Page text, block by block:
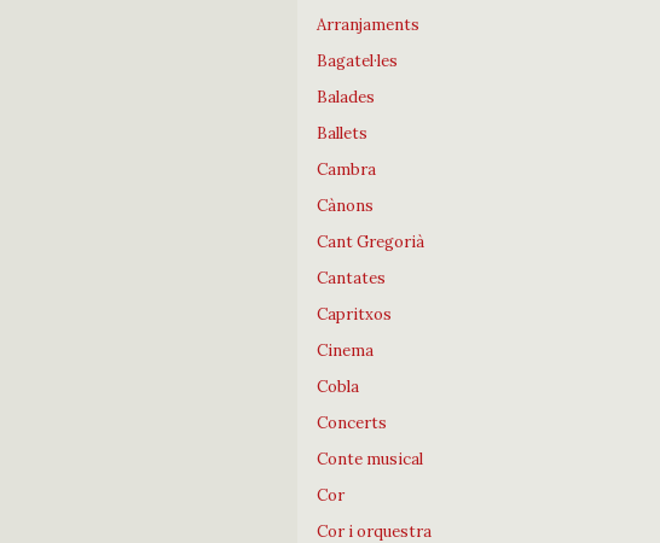
Arranjaments
Bagatel·les
Balades
Ballets
Cambra
Cànons
Cant Gregorià
Cantates
Capritxos
Cinema
Cobla
Concerts
Conte musical
Cor
Cor i orquestra